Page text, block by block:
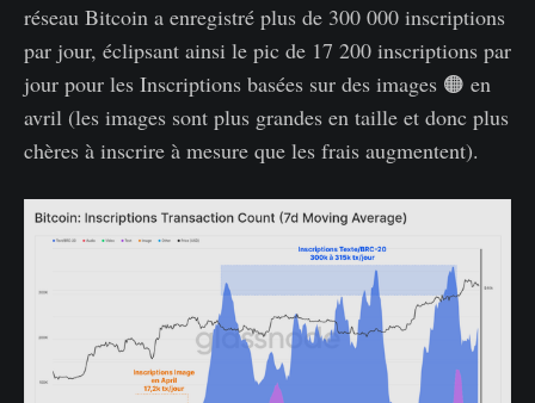
réseau Bitcoin a enregistré plus de 300 000 inscriptions
par jour, éclipsant ainsi le pic de 17 200 inscriptions par
jour pour les Inscriptions basées sur des images 🟠 en
avril (les images sont plus grandes en taille et donc plus
chères à inscrire à mesure que les frais augmentent).